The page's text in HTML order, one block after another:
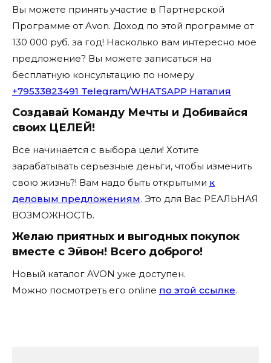
Вы можете принять участие в Партнерской
Программе от Avon. Доход по этой программе от
130 000 руб. за год! Насколько вам интересно мое
предложение? Вы можете записаться на
бесплатную консультацию по номеру
+79533823491 Telegram/WHATSAPP Наталия
Создавай Команду Мечты и Добивайся
своих ЦЕЛЕЙ!
Все начинается с выбора цели! Хотите
зарабатывать серьезные деньги, чтобы изменить
свою жизнь?! Вам надо быть открытыми к
деловым предложениям. Это для Вас РЕАЛЬНАЯ
ВОЗМОЖНОСТЬ.
Желаю приятных и выгодных покупок
вместе с Эйвон! Всего доброго!
Новый каталог AVON уже доступен.
Можно посмотреть его online по этой ссылке.